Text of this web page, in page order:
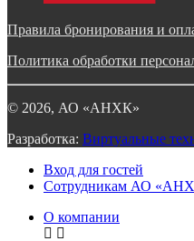
Правила бронирования и
Политика обработки
© 2026, АО «АНХК»
Разработка: Виртуальные
Вход для гостей
Сотрудникам АО
О компании